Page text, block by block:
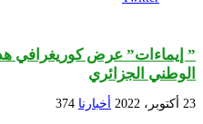
الوطني الجزائري
23 أكتوبر، 2022 أخبارنا 374